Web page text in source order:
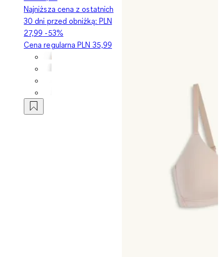
Najniższa cena z ostatnich
30 dni przed obniżką: PLN
27,99 -53%
Cena regularnaPLN 35,99